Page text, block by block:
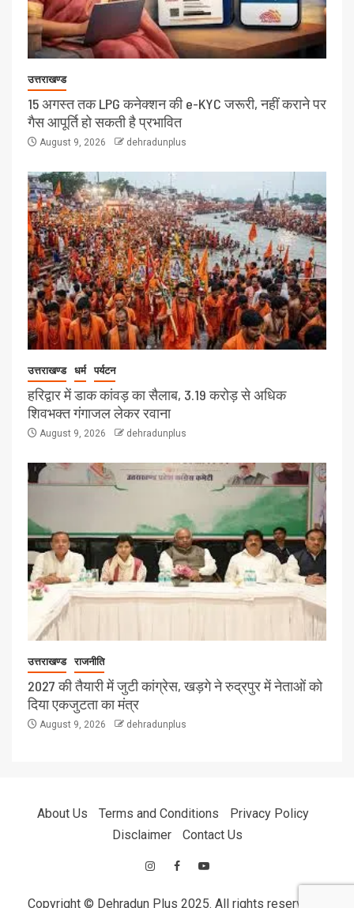
उत्तराखण्ड
15 अगस्त तक LPG कनेक्शन की e-KYC जरूरी, नहीं कराने पर
गैस आपूर्ति हो सकती है प्रभावित
August 9, 2026 dehradunplus
उत्तराखण्ड धर्म पर्यटन
हरिद्वार में डाक कांवड़ का सैलाब, 3.19 करोड़ से अधिक
शिवभक्त गंगाजल लेकर रवाना
August 9, 2026 dehradunplus
उत्तराखण्ड राजनीति
2027 की तैयारी में जुटी कांग्रेस, खड़गे ने रुद्रपुर में नेताओं को
दिया एकजुटता का मंत्र
August 9, 2026 dehradunplus
About Us Terms and Conditions
Privacy Policy
Disclaimer
Contact Us
Copyright © Dehradun Plus 2025. All rights reserved.